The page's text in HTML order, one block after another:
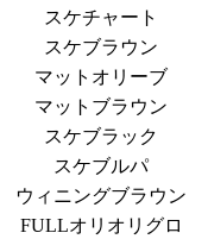
スケチャート
スケブラウン
マットオリーブ
マットブラウン
スケブラック
スケブルパ
ウィニングブラウン
FULLオリオリグロ